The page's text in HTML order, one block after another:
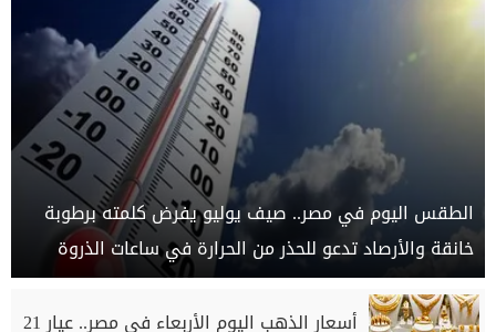
الطقس اليوم في مصر.. صيف يوليو يفرض كلمته برطوبة
خانقة والأرصاد تدعو للحذر من الحرارة في ساعات الذروة
أسعار الذهب اليوم الأربعاء في مصر.. عيار 21